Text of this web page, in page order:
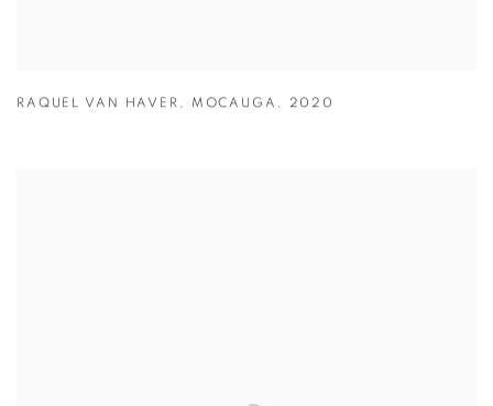
RAQUEL VAN HAVER , MOCAUGA , 2020